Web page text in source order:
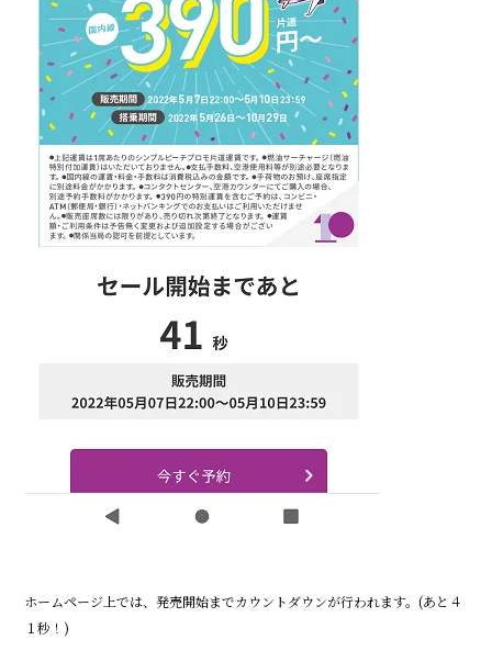
ホームページ上では、発売開始までカウントダウンが行われます。(あと４
１秒！)